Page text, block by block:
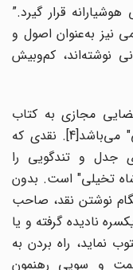
قرار گیرد.”
به‌عنوان اصول و
کم‌وبیش
مجازی به کتاب
نگاهی به شاه، متعلق به "محمد سهیمی" می‌باشد[4]. نقدی که
و تندگویی را
تخیلی" است. بدون
نوشتن نقد، صاحب
نادیده گرفته و یا
نماید، راه بردن به
و سویی رهنمون